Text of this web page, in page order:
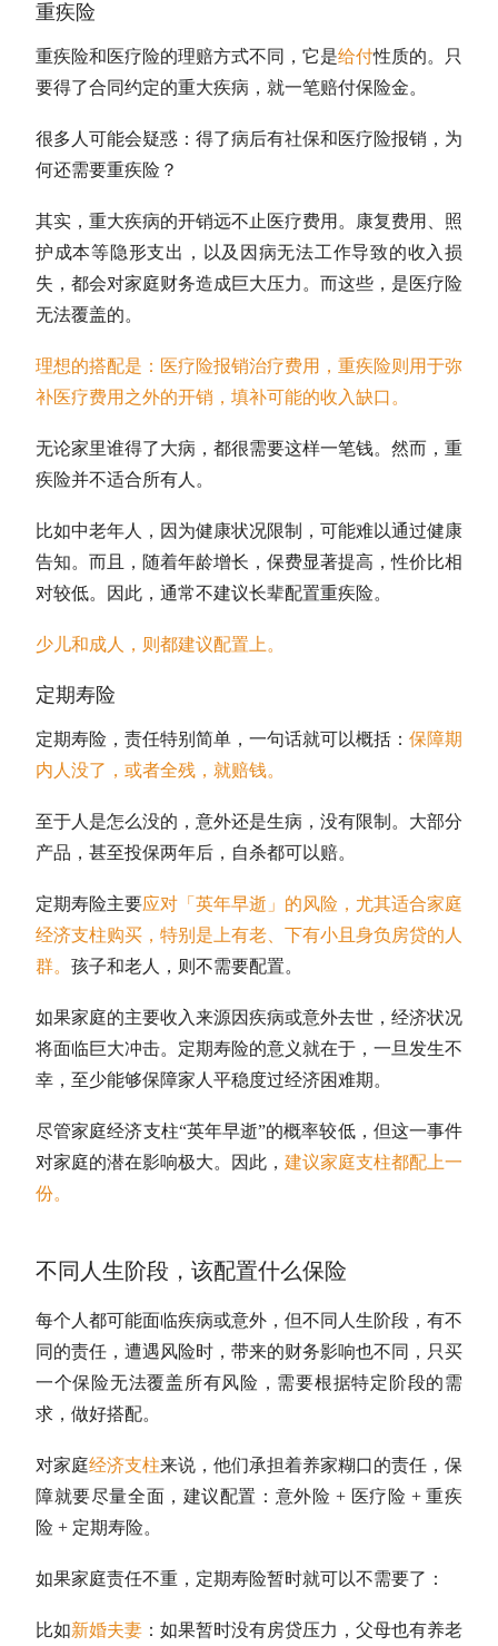
重疾险
重疾险和医疗险的理赔方式不同，它是给付性质的。只
要得了合同约定的重大疾病，就一笔赔付保险金。
很多人可能会疑惑：得了病后有社保和医疗险报销，为
何还需要重疾险？
其实，重大疾病的开销远不止医疗费用。康复费用、照
护成本等隐形支出，以及因病无法工作导致的收入损
失，都会对家庭财务造成巨大压力。而这些，是医疗险
无法覆盖的。
理想的搭配是：医疗险报销治疗费用，重疾险则用于弥
补医疗费用之外的开销，填补可能的收入缺口。
无论家里谁得了大病，都很需要这样一笔钱。然而，重
疾险并不适合所有人。
比如中老年人，因为健康状况限制，可能难以通过健康
告知。而且，随着年龄增长，保费显著提高，性价比相
对较低。因此，通常不建议长辈配置重疾险。
少儿和成人，则都建议配置上。
定期寿险
定期寿险，责任特别简单，一句话就可以概括： 保障期
内人没了，或者全残，就赔钱。
至于人是怎么没的，意外还是生病，没有限制。大部分
产品，甚至投保两年后，自杀都可以赔。
定期寿险主要应对「英年早逝」的风险，尤其适合家庭
经济支柱购买，特别是上有老、下有小且身负房贷的人
群。 孩子和老人，则不需要配置。
如果家庭的主要收入来源因疾病或意外去世，经济状况
将面临巨大冲击。定期寿险的意义就在于，一旦发生不
幸，至少能够保障家人平稳度过经济困难期。
尽管家庭经济支柱“英年早逝”的概率较低，但这一事件
对家庭的潜在影响极大。因此， 建议家庭支柱都配上一
份。
不同人生阶段，该配置什么保险
每个人都可能面临疾病或意外，但不同人生阶段，有不
同的责任，遭遇风险时，带来的财务影响也不同，只买
一个保险无法覆盖所有风险，需要根据特定阶段的需
求，做好搭配。
对家庭经济支柱来说，他们承担着养家糊口的责任，保
障就要尽量全面，建议配置：意外险 + 医疗险 + 重疾
险 + 定期寿险。
如果家庭责任不重，定期寿险暂时就可以不需要了：
比如新婚夫妻 ：如果暂时没有房贷压力，父母也有养老